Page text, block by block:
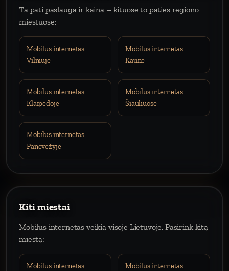
Ta pati paslauga ir kaina – kituose to paties regiono
miestuose:
Mobilus internetas
Vilniuje
Mobilus internetas
Kaune
Mobilus internetas
Klaipėdoje
Mobilus internetas
Šiauliuose
Mobilus internetas
Panevėžyje
Kiti miestai
Mobilus internetas veikia visoje Lietuvoje. Pasirink kitą
miestą:
Mobilus internetas
Mobilus internetas